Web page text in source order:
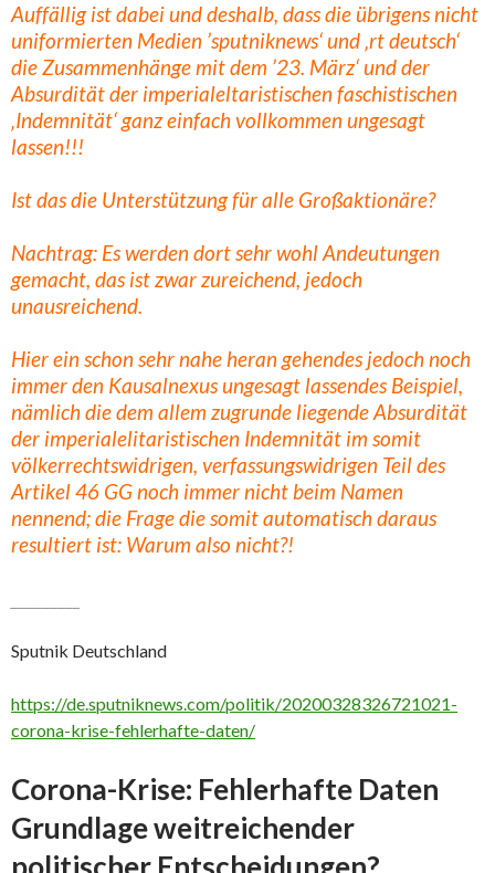
Auffällig ist dabei und deshalb, dass die übrigens nicht
uniformierten Medien ’sputniknews‘ und ‚rt deutsch‘
die Zusammenhänge mit dem ’23. März‘ und der
Absurdität der imperialeltaristischen faschistischen
‚Indemnität‘ ganz einfach vollkommen ungesagt
lassen!!!
Ist das die Unterstützung für alle Großaktionäre?
Nachtrag: Es werden dort sehr wohl Andeutungen
gemacht, das ist zwar zureichend, jedoch
unausreichend.
Hier ein schon sehr nahe heran gehendes jedoch noch
immer den Kausalnexus ungesagt lassendes Beispiel,
nämlich die dem allem zugrunde liegende Absurdität
der imperialelitaristischen Indemnität im somit
völkerrechtswidrigen, verfassungswidrigen Teil des
Artikel 46 GG noch immer nicht beim Namen
nennend; die Frage die somit automatisch daraus
resultiert ist: Warum also nicht?!
Sputnik Deutschland
https://de.sputniknews.com/politik/20200328326721021-
corona-krise-fehlerhafte-daten/
Corona-Krise: Fehlerhafte Daten
Grundlage weitreichender